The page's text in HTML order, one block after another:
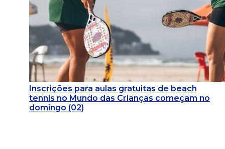
Inscrições para aulas gratuitas de beach
tennis no Mundo das Crianças começam no
domingo (02)